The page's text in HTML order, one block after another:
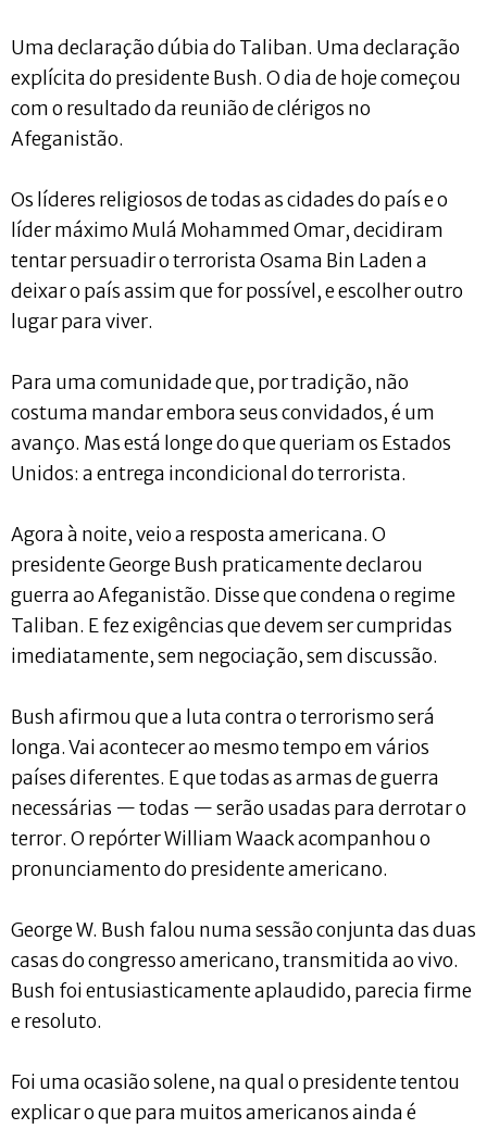
Uma declaração dúbia do Taliban. Uma declaração
explícita do presidente Bush. O dia de hoje começou
com o resultado da reunião de clérigos no
Afeganistão.
Os líderes religiosos de todas as cidades do país e o
líder máximo Mulá Mohammed Omar, decidiram
tentar persuadir o terrorista Osama Bin Laden a
deixar o país assim que for possível, e escolher outro
lugar para viver.
Para uma comunidade que, por tradição, não
costuma mandar embora seus convidados, é um
avanço. Mas está longe do que queriam os Estados
Unidos: a entrega incondicional do terrorista.
Agora à noite, veio a resposta americana. O
presidente George Bush praticamente declarou
guerra ao Afeganistão. Disse que condena o regime
Taliban. E fez exigências que devem ser cumpridas
imediatamente, sem negociação, sem discussão.
Bush afirmou que a luta contra o terrorismo será
longa. Vai acontecer ao mesmo tempo em vários
países diferentes. E que todas as armas de guerra
necessárias — todas — serão usadas para derrotar o
terror. O repórter William Waack acompanhou o
pronunciamento do presidente americano.
George W. Bush falou numa sessão conjunta das duas
casas do congresso americano, transmitida ao vivo.
Bush foi entusiasticamente aplaudido, parecia firme
e resoluto.
Foi uma ocasião solene, na qual o presidente tentou
explicar o que para muitos americanos ainda é